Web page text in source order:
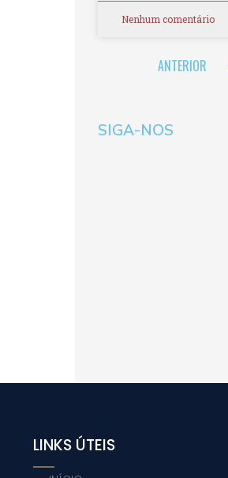
Nenhum comentário
ANTERIOR
SIGA-NOS
LINKS ÚTEIS